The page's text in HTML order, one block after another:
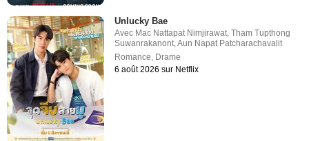
Unlucky Bae
Avec Mac Nattapat Nimjirawat,Tham Tupthong
Suwanrakanont,Aun Napat Patcharachavalit
Romance, Drame
6 août 2026 sur Netflix